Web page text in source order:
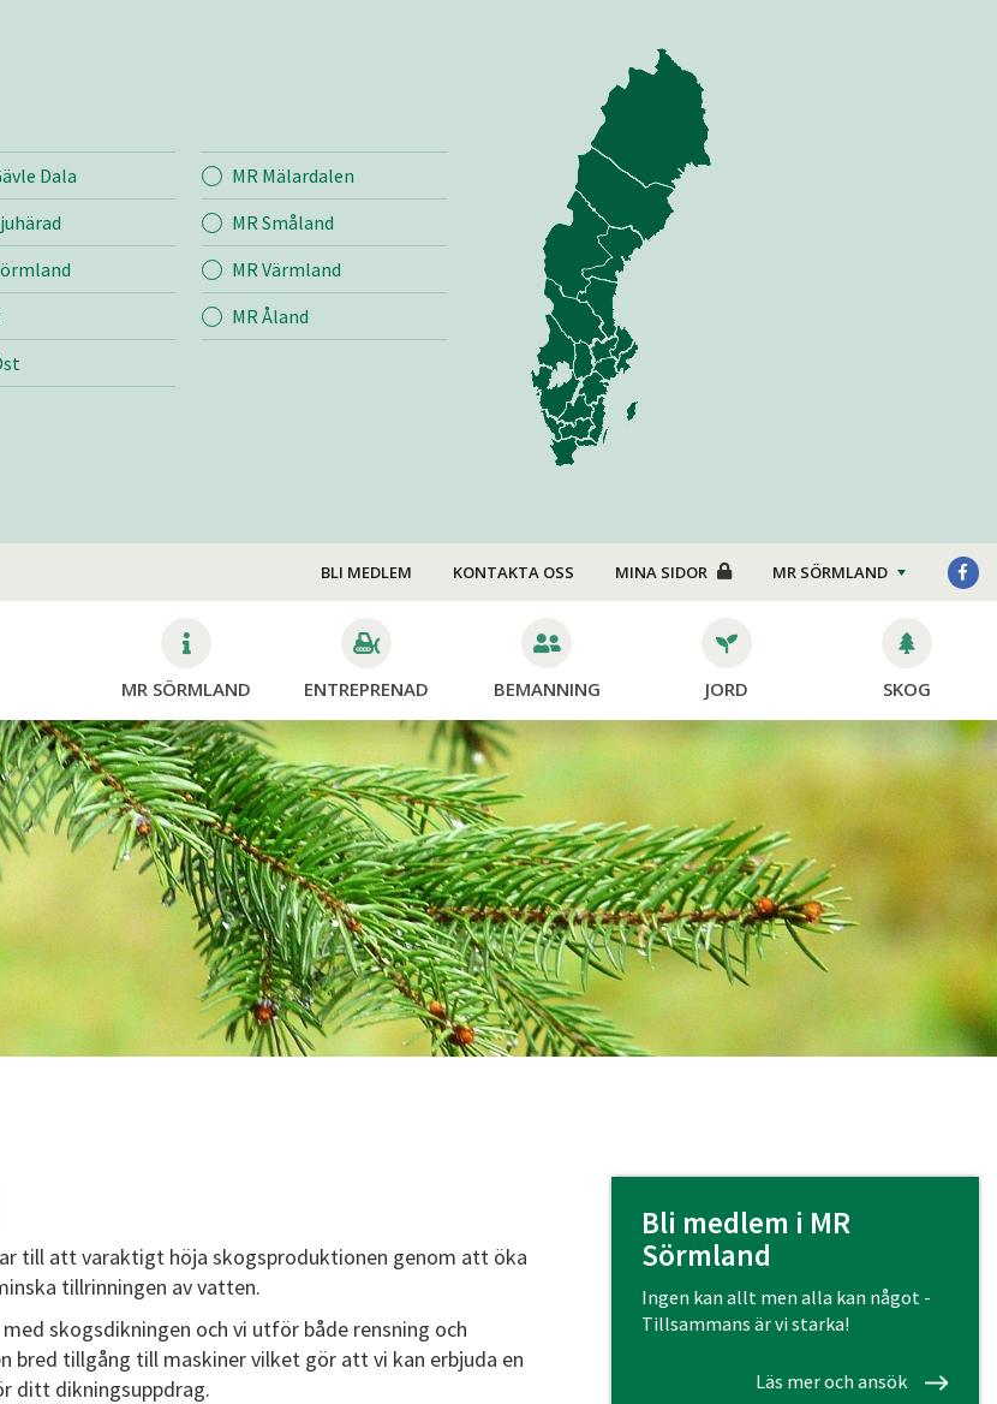
Entreprenad
Mina sidor
Kostnadsfri offert
& Sandupptagning
Transport & Lyft
Mark & Anläggning
Trädfällning &
Beskärning
Bemanning
Kostnadsfri offert
Bygg & Anläggning
Jord
Foder/strö
Stängsel
Skötsel
Skog
Mina sidor
Avverkning
Dikning
Plantering
Röjning
Skotning
Dala
MR Mälardalen
MR Småland
MR Värmland
MR Åland
BLI MEDLEM KONTAKTA OSS MINA SIDOR MR SÖRMLAND
MR SÖRMLAND ENTREPRENAD BEMANNING JORD SKOG
till att varaktigt höja skogsproduktionen genom att öka
tillrinningen av vatten.
med skogsdikningen och vi utför både rensning och
bred tillgång till maskiner vilket gör att vi kan erbjuda en
ditt dikningsuppdrag.
Bli medlem i MR
Sörmland
Ingen kan allt men alla kan något -
Tillsammans är vi starka!
Läs mer och ansök